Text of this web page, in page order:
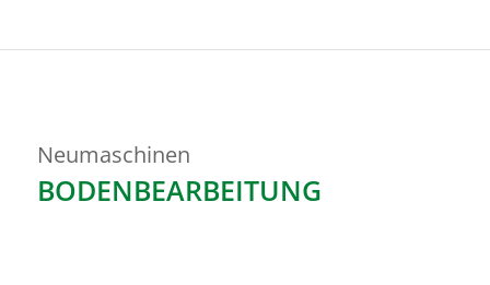
Neumaschinen
BODENBEARBEITUNG